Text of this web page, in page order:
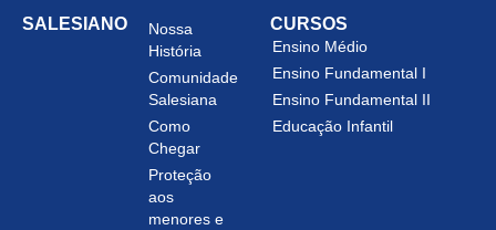
SALESIANO
Nossa
História
Comunidade
Salesiana
Como
Chegar
Proteção
aos
menores e
CURSOS
Ensino Médio
Ensino Fundamental I
Ensino Fundamental II
Educação Infantil